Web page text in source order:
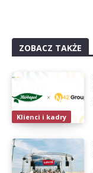
ZOBACZ TAKŻE
Klienci i kadry